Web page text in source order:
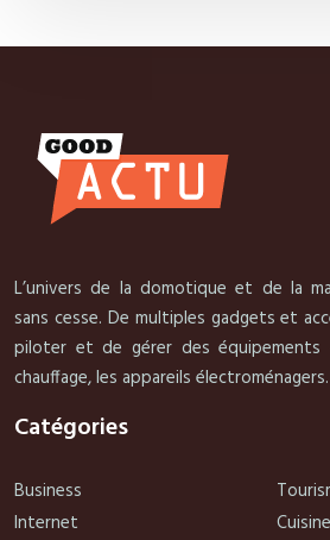
L’univers de la domotique et de la
sans cesse. De multiples gadgets et
piloter et de gérer des équipements
chauffage, les appareils
Catégories
Business
Internet
Cuisine